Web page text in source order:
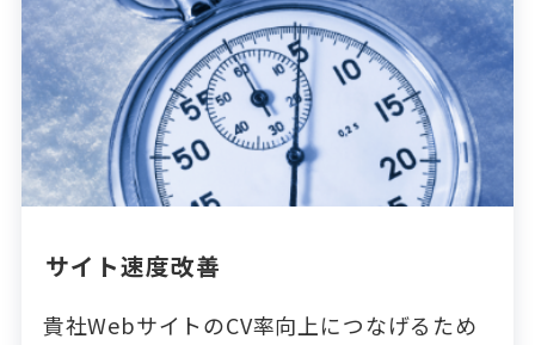
サイト速度改善
貴社WebサイトのCV率向上につなげるため